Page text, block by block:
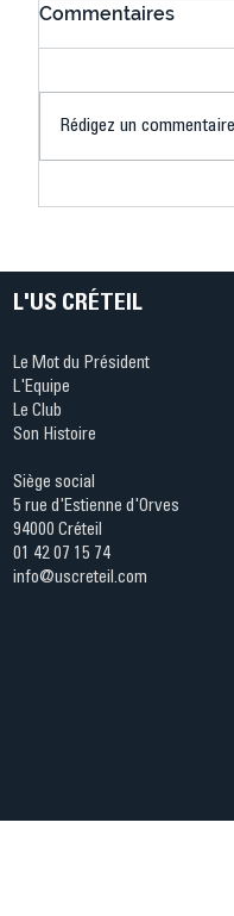
Ping ? Quand le
Commentaires
Rédigez un
L'US CRÉTEIL
Le Mot du Président
L'Equipe
Le Club
Son Histoire
Siège social
5 rue d'Estienne d'Orves
94000 Créteil
01 42 07 15 74
info@uscreteil.com